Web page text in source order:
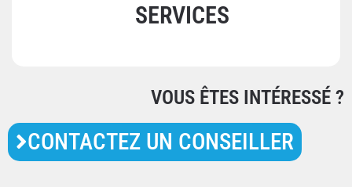
SERVICES
VOUS ÊTES INTÉRESSÉ ?
CONTACTEZ UN CONSEILLER